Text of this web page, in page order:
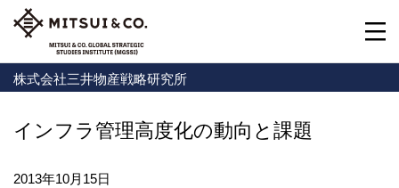
株式会社三井物産戦略研究所
インフラ管理高度化の動向と課題
2013年10月15日